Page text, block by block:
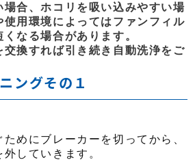
場合、ホコリを吸い込みやすい場
使用環境によってはファンフィル
なる場合があります。
交換すれば引き続き自動洗浄をご
ングその１
めにブレーカーを切ってから、
していきます。